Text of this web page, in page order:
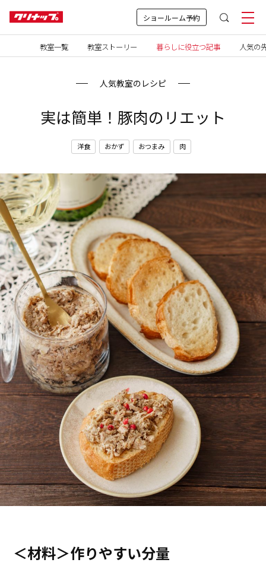
ショールーム予約
教室一覧 教室ストーリー 暮らしに役立つ記事 人気の
人気教室のレシピ
実は簡単！豚肉のリエット
洋食 おかず おつまみ 肉
＜材料＞作りやすい分量